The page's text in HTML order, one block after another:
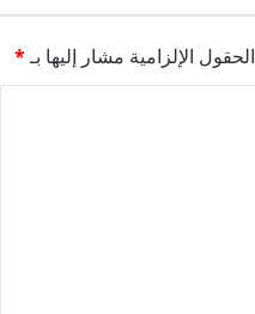
الحقول الإلزامية مشار إليها بـ*